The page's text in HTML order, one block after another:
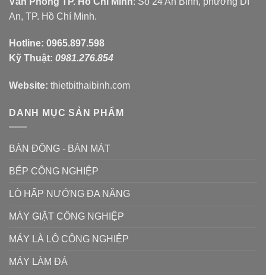
An, TP. Hồ Chí Minh.
Hotline: 0965.897.598
Kỹ Thuật: 0981.276.854
Website: thietbithaibinh.com
DANH MỤC SẢN PHẨM
BÀN ĐÔNG - BÀN MÁT
BẾP CÔNG NGHIỆP
LÒ HẤP NƯỚNG ĐA NĂNG
MÁY GIẶT CÔNG NGHIỆP
MÁY LÀ LÔ CÔNG NGHIỆP
MÁY LÀM ĐÁ